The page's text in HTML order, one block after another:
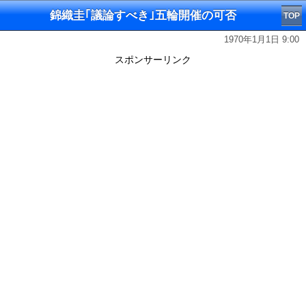
錦織圭｢議論すべき｣五輪開催の可否 TOP
1970年1月1日 9:00
スポンサーリンク